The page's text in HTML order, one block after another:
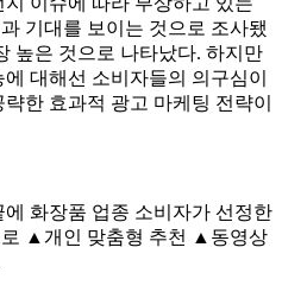
기대를 보이는 것으로 조사됐
높은 것으로 나타났다. 하지만
대해선 소비자들의 의구심이
한 효과적 광고 마케팅 전략이
화장품 업종 소비자가 선정한
로 ▲개인 맞춤형 추천 ▲동영상